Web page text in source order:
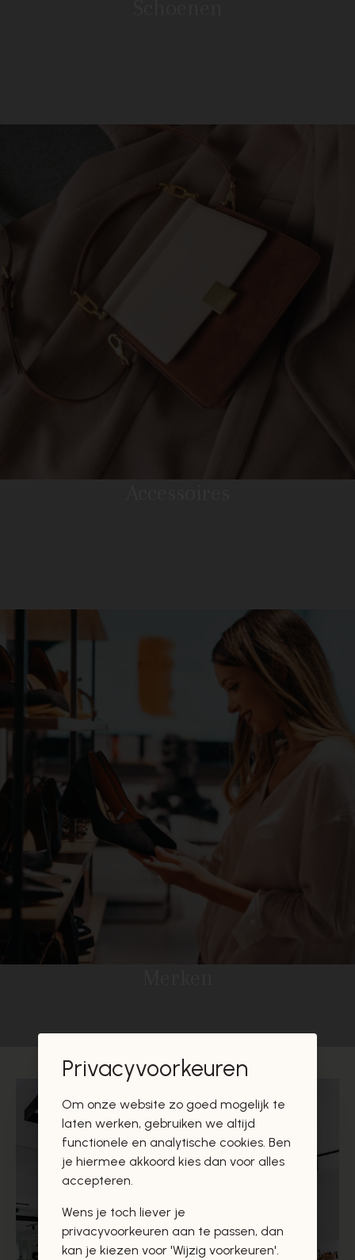
Privacyvoorkeuren
Om onze website zo goed mogelijk te
laten werken, gebruiken we altijd
functionele en analytische cookies. Ben
je hiermee akkoord kies dan voor alles
accepteren.
Wens je toch liever je
privacyvoorkeuren aan te passen, dan
kan je kiezen voor 'Wijzig voorkeuren'.